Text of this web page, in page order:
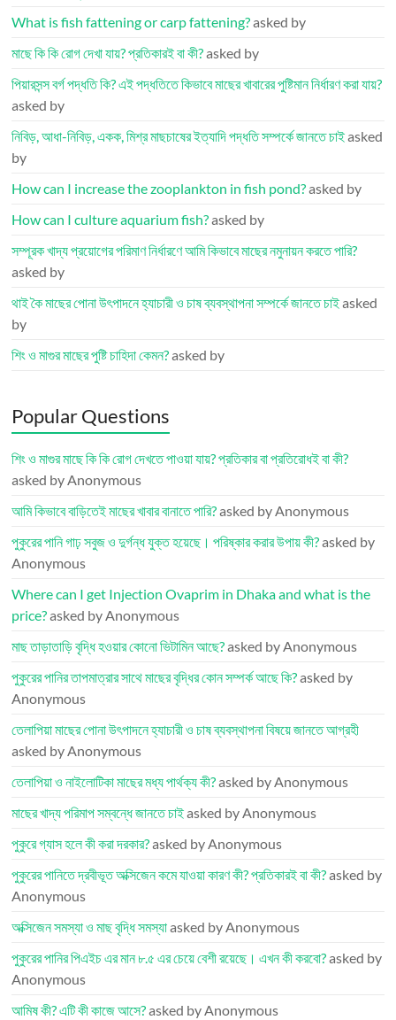
What is fish fattening or carp fattening?asked by
মাছে কি কি রোগ দেখা যায়? প্রতিকারই বা কী?asked by
পিয়ারসন্স বর্গ পদ্ধতি কি? এই পদ্ধতিতে কিভাবে মাছের খাবারের পুষ্টিমান নির্ধারণ করা যায়?
asked by
নিবিড়, আধা-নিবিড়, একক, মিশ্র মাছচাষের ইত্যাদি পদ্ধতি সম্পর্কে জানতে চাইasked
by
How can I increase the zooplankton in fish pond?asked by
How can I culture aquarium fish?asked by
সম্পূরক খাদ্য প্রয়োগের পরিমাণ নির্ধারণে আমি কিভাবে মাছের নমুনায়ন করতে পারি?
asked by
থাই কৈ মাছের পোনা উৎপাদনে হ্যাচারী ও চাষ ব্যবস্থাপনা সম্পর্কে জানতে চাইasked
by
শিং ও মাগুর মাছের পুষ্টি চাহিদা কেমন?asked by
Popular Questions
শিং ও মাগুর মাছে কি কি রোগ দেখতে পাওয়া যায়? প্রতিকার বা প্রতিরোধই বা কী?
asked by Anonymous
আমি কিভাবে বাড়িতেই মাছের খাবার বানাতে পারি?asked by Anonymous
পুকুরের পানি গাঢ় সবুজ ও দুর্গন্ধ যুক্ত হয়েছে। পরিষ্কার করার উপায় কী?asked by
Anonymous
Where can I get Injection Ovaprim in Dhaka and what is the
price?asked by Anonymous
মাছ তাড়াতাড়ি বৃদ্ধি হওয়ার কোনো ভিটামিন আছে?asked by Anonymous
পুকুরের পানির তাপমাত্রার সাথে মাছের বৃদ্ধির কোন সম্পর্ক আছে কি?asked by
Anonymous
তেলাপিয়া মাছের পোনা উৎপাদনে হ্যাচারী ও চাষ ব্যবস্থাপনা বিষয়ে জানতে আগ্রহী
asked by Anonymous
তেলাপিয়া ও নাইলোটিকা মাছের মধ্য পার্থক্য কী?asked by Anonymous
মাছের খাদ্য পরিমাপ সম্বন্ধে জানতে চাইasked by Anonymous
পুকুরে গ্যাস হলে কী করা দরকার?asked by Anonymous
পুকুরের পানিতে দ্রবীভূত অক্সিজেন কমে যাওয়া কারণ কী? প্রতিকারই বা কী?asked by
Anonymous
অক্সিজেন সমস্যা ও মাছ বৃদ্ধি সমস্যাasked by Anonymous
পুকুরের পানির পিএইচ এর মান ৮.৫ এর চেয়ে বেশী রয়েছে। এখন কী করবো?asked by
Anonymous
আমিষ কী? এটি কী কাজে আসে?asked by Anonymous